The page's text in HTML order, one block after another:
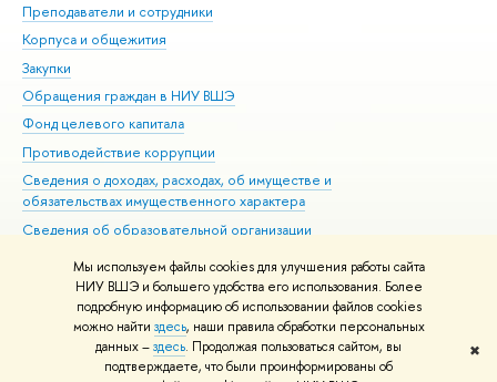
Мы используем файлы cookies для улучшения работы сайта
НИУ ВШЭ и большего удобства его использования. Более
подробную информацию об использовании файлов cookies
можно найти здесь, наши правила обработки персональных
данных –здесь. Продолжая пользоваться сайтом, вы
подтверждаете, что были проинформированы об
✖
Преподаватели и сотрудники
Корпуса и общежития
Закупки
Обращения граждан в НИУ ВШЭ
Фонд целевого капитала
Противодействие коррупции
Сведения о доходах, расходах, об имуществе и
обязательствах имущественного характера
Сведения об образовательной организации
Людям с ограниченными возможностями здоровья
Единая платежная страница
Работа в Вышке